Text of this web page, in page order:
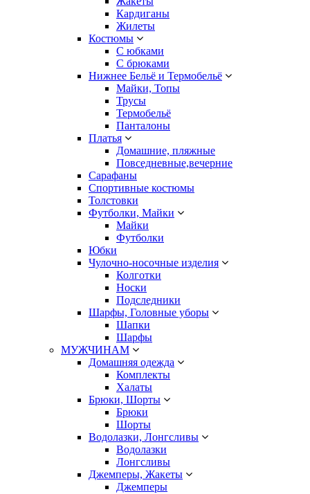
Кардиганы
Жилеты
Костюмы
С юбками
С брюками
Нижнее Бельё и Термобельё
Майки, Топы
Трусы
Термобельё
Панталоны
Платья
Домашние, пляжные
Повседневные,вечерние
Сарафаны
Спортивные костюмы
Толстовки
Футболки, Майки
Майки
Футболки
Юбки
Чулочно-носочные изделия
Колготки
Носки
Подследники
Шарфы, Головные уборы
Шапки
Шарфы
МУЖЧИНАМ
Домашняя одежда
Комплекты
Халаты
Брюки, Шорты
Брюки
Шорты
Водолазки, Лонгсливы
Водолазки
Лонгсливы
Джемперы, Жакеты
Джемперы